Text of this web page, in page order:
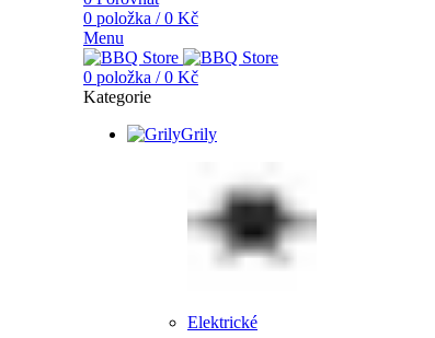
0 položka / 0 Kč
Menu
0 položka / 0 Kč
Kategorie
Grily
Elektrické